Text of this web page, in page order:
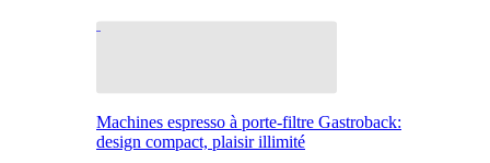
Machines espresso à porte-filtre Gastroback:
design compact, plaisir illimité